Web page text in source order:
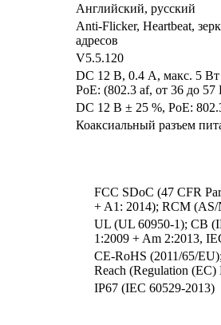
Английский, русский
Anti-Flicker, Heartbeat,
адресов
V5.5.120
DC 12 В, 0.4 А, макс. 5 Вт
PoE: (802.3 af, от 36 до
DC 12 В ± 25 %, PoE:
Коаксиальный разъем
FCC SDoC (47 CFR
+ A1: 2014); RCM (AS/
UL (UL 60950-1); CB
1:2009 + Am 2:2013,
CE-RoHS (2011/65/
Reach (Regulation (EC)
IP67 (IEC 60529-2013)